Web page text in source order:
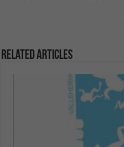
Related Articles